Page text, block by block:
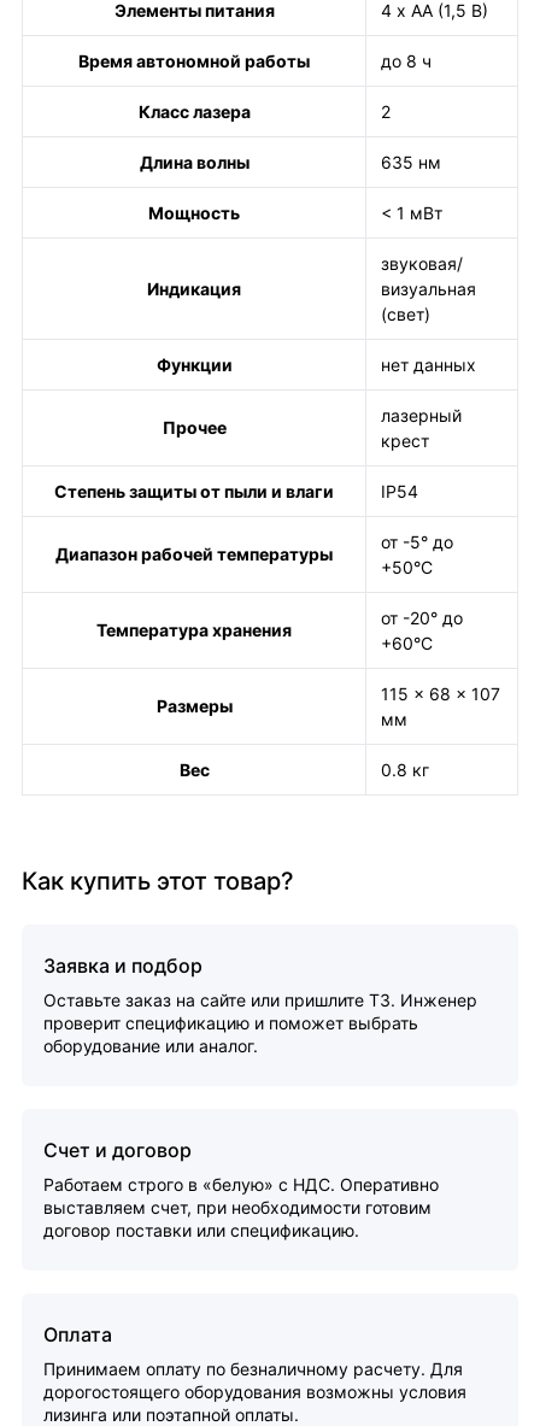
Элементы питания 4 х АА (1,5 В)
Время автономной работы до 8 ч
Класс лазера 2
Длина волны 635 нм
Мощность < 1 мВт
Индикация
звуковая/
визуальная
(свет)
Функции нет данных
Прочее
лазерный
крест
Степень защиты от пыли и влаги IP54
Диапазон рабочей температуры
от -5° до
+50°С
Температура хранения
от -20° до
+60°С
Размеры
115 x 68 x 107
мм
Вес 0.8 кг
Как купить этот товар?
Заявка и подбор
Оставьте заказ на сайте или пришлите ТЗ. Инженер
проверит спецификацию и поможет выбрать
оборудование или аналог.
Счет и договор
Работаем строго в «белую» с НДС. Оперативно
выставляем счет, при необходимости готовим
договор поставки или спецификацию.
Оплата
Принимаем оплату по безналичному расчету. Для
дорогостоящего оборудования возможны условия
лизинга или поэтапной оплаты.